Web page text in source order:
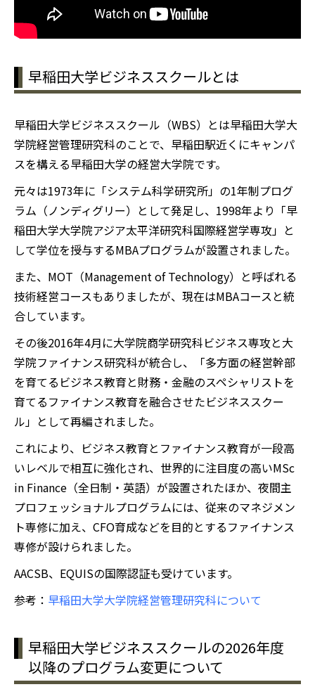
早稲田大学ビジネススクールとは
早稲田大学ビジネススクール（WBS）とは早稲田大学大
学院経営管理研究科のことで、早稲田駅近くにキャンパ
スを構える早稲田大学の経営大学院です。
元々は1973年に「システム科学研究所」の1年制プログ
ラム（ノンディグリー）として発足し、1998年より「早
稲田大学大学院アジア太平洋研究科国際経営学専攻」と
して学位を授与するMBAプログラムが設置されました。
また、MOT（Management of Technology）と呼ばれる
技術経営コースもありましたが、現在はMBAコースと統
合しています。
その後2016年4月に大学院商学研究科ビジネス専攻と大
学院ファイナンス研究科が統合し、「多方面の経営幹部
を育てるビジネス教育と財務・金融のスペシャリストを
育てるファイナンス教育を融合させたビジネススクー
ル」として再編されました。
これにより、ビジネス教育とファイナンス教育が一段高
いレベルで相互に強化され、世界的に注目度の高いMSc
in Finance（全日制・英語）が設置されたほか、夜間主
プロフェッショナルプログラムには、従来のマネジメン
ト専修に加え、CFO育成などを目的とするファイナンス
専修が設けられました。
AACSB、EQUISの国際認証も受けています。
参考： 早稲田大学大学院経営管理研究科について
早稲田大学ビジネススクールの2026年度
以降のプログラム変更について